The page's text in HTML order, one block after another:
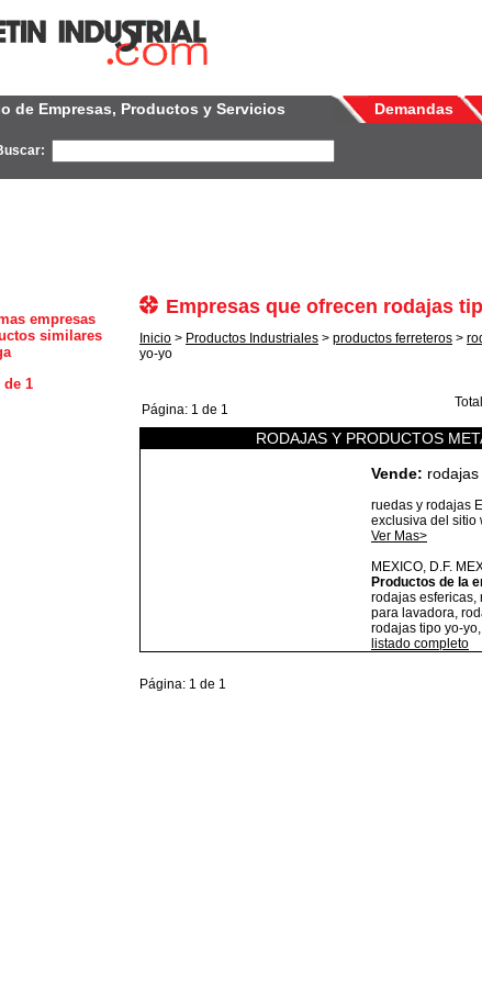
de Empresas, Productos y Servicios Demandas
empresas
similares
de 1
Empresas que ofrecen rodajas
Inicio > Productos Industriales > productos ferreteros >
yo-yo
Página: 1 de 1
RODAJAS Y PRODUCTOS
Vende:
ruedas y rodajas
exclusiva del sitio
Ver Mas>
MEXICO, D.F.
Productos de la
rodajas esfericas,
para lavadora,
rodajas tipo yo-
listado completo
Página: 1 de 1